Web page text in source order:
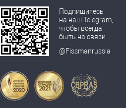
Подпишитесь
на наш Telegram,
чтобы всегда
быть на связи
@Fissmanrussia